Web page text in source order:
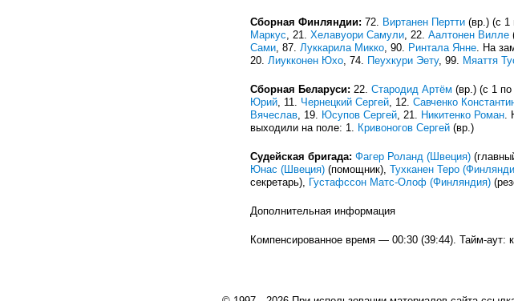
Сборная Финляндии: 72. Виртанен Пертти (вр.) (с 1
Маркус, 21. Хелавуори Самули, 22. Аалтонен Вилле
Сами, 87. Луккарила Микко, 90. Ринтала Янне. На
20. Лиукконен Юхо, 74. Пеухкури Эету, 99. Мяаття
Сборная Беларуси: 22. Стародид Артём (вр.) (с 1 по
Юрий, 11. Чернецкий Сергей, 12. Савченко
Вячеслав, 19. Юсупов Сергей, 21. Никитенко Роман.
выходили на поле: 1. Кривоногов Сергей (вр.)
Судейская бригада: Фагер Роланд (Швеция)
Юнас (Швеция) (помощник), Тухканен Теро
секретарь), Густафссон Матс-Олоф (Финляндия)
Дополнительная информация
Компенсированное время — 00:30 (39:44). Тайм-